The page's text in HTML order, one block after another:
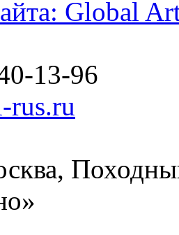
Global
13-96
rus.ru